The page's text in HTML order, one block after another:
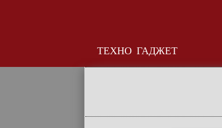
ТЕХНО ГАДЖЕТ